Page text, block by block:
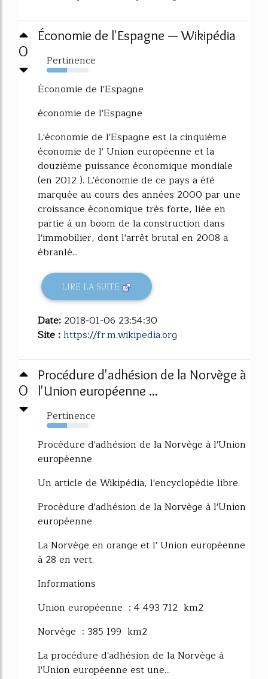
0
Économie de l'Espagne — Wikipédia
Pertinence
49%
Économie de l'Espagne
économie de l'Espagne
L'économie de l'Espagne est la cinquième
économie de l' Union européenne et la
douzième puissance économique mondiale
(en 2012 ). L'économie de ce pays a été
marquée au cours des années 2000 par une
croissance économique très forte, liée en
partie à un boom de la construction dans
l'immobilier, dont l'arrêt brutal en 2008 a
ébranlé...
LIRE LA SUITE
Date: 2018-01-06 23:54:30
Site :https://fr.m.wikipedia.org
0
Procédure d'adhésion de la Norvège à
l'Union européenne ...
Pertinence
49%
Procédure d'adhésion de la Norvège à l'Union
européenne
Un article de Wikipédia, l'encyclopédie libre.
Procédure d'adhésion de la Norvège à l'Union
européenne
La Norvège en orange et l' Union européenne
à 28 en vert.
Informations
Union européenne : 4 493 712 km2
Norvège : 385 199 km2
La procédure d'adhésion de la Norvège à
l'Union européenne est une...